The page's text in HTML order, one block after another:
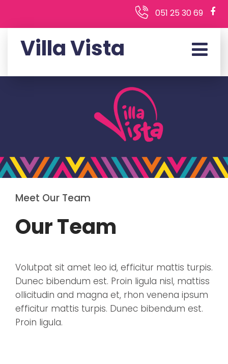
051 25 30 69
Villa Vista
Meet Our Team
Our Team
Volutpat sit amet leo id, efficitur mattis turpis.
Dunec bibendum est. Proin ligula nisl, mattiss
ollicitudin and magna et, rhon venena ipsum
efficitur mattis turpis. Dunec bibendum est.
Proin ligula.